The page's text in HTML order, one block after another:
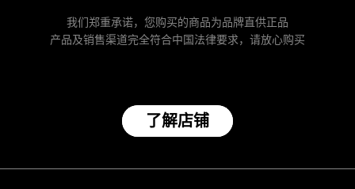
我们郑重承诺，您购买的商品为品牌直供正品
产品及销售渠道完全符合中国法律要求，请放心购买
了解店铺